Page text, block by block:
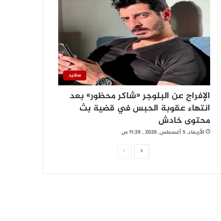
سلايد
الإفراج عن البلوجر «شاكر محظور» بعد
انتهاء عقوبة الحبس في قضية بث
محتوى خادش
الأربعاء, 5 أغسطس, 2026 , 11:39 ص
ا